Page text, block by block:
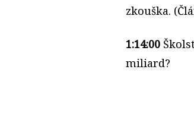
zkouška.
1:14:00
miliard?